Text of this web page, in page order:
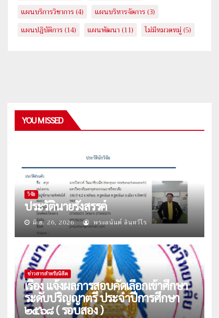
แผนบริการวิชาการ(4) แผนบริหารจัดการ(3)
แผนปฎิบัติการ(14) แผนพัฒนา (11) ไม่มีหมวดหมู่(5)
YOU MISSED
วิจัย
ประวัตินายรังสรรค์
มิ.ย. 26, 2026 พระอนันต์ อินฺทวีโร
ข่าวสารสำหรับนิสิต
เรื่อง แจ้งผลการสอบคัดเลือกเข้าศึกษา
ระดับปริญญาตรี ประจำปีการศึกษา
๒๕๖๘ ( รอบสอง )